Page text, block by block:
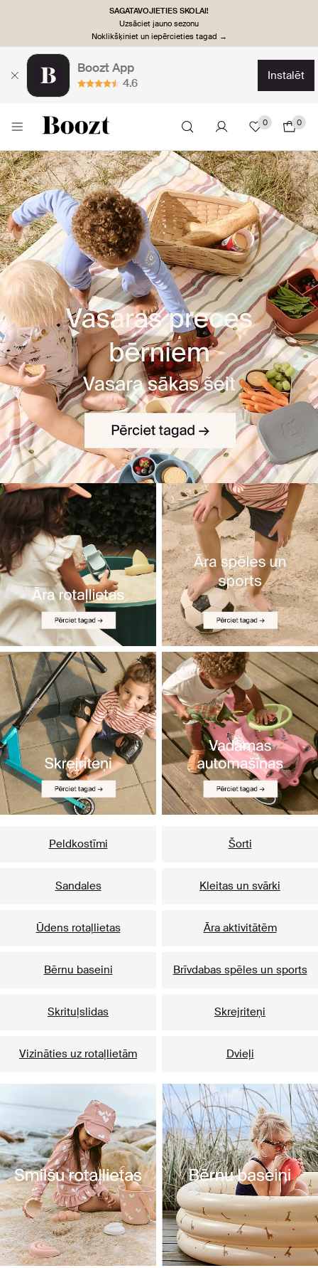
SAGATAVOJIETIES SKOLAI!
Uzsāciet jauno sezonu
Noklikšķiniet un iepērcieties tagad →
Boozt App
4.6
instalēt
0 0
Peldkostīmi Šorti
Sandales Kleitas un svārki
Ūdens rotaļlietas Āra aktivitātēm
Bērnu baseini Brīvdabas spēles un sports
Skrituļslidas Skrejriteņi
Vizināties uz rotaļlietām Dvieļi